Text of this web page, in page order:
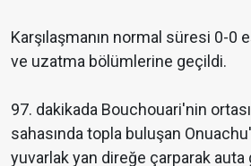
Karşılaşmanın normal süresi 0-0
ve uzatma bölümlerine geçildi.
97. dakikada Bouchouari'nin
sahasında topla buluşan
yuvarlak yan direğe çarparak auta